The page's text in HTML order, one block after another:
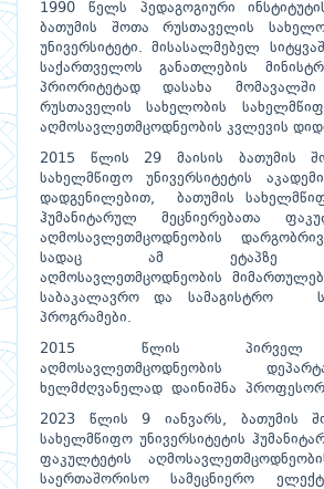
1990 წელს პედაგოგიური
ბათუმის შოთა რუსთაველის
უნივერსიტეტი. მისასალმებელ
საქართველოს განათლების
პრიორიტეტად დასახა
რუსთაველის სახელობის
აღმოსავლეთმცოდნეობის კვლევის
2015 წლის 29 მაისის ბათუმის
სახელმწიფო უნივერსიტეტის
დადგენილებით, ბათუმის
ჰუმანიტარულ მეცნიერებათა
აღმოსავლეთმცოდნეობის
სადაც ამ ეტაპზე
აღმოსავლეთმცოდნეობის
საბაკალავრო და სამაგისტრო
პროგრამები.
2015 წლის პირველ
აღმოსავლეთმცოდნეობის
ხელმძღვა­ნელად დაინიშნა
2023 წლის 9 იანვარს, ბათუმის
სახელმწიფო უნივერსიტეტის
ფაკულტეტის
საერთაშო­რისო სამეცნიერო